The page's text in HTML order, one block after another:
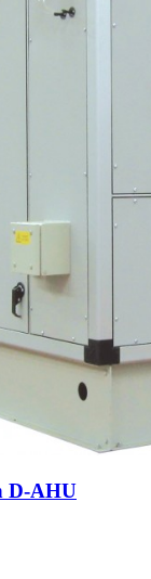
D-AHU